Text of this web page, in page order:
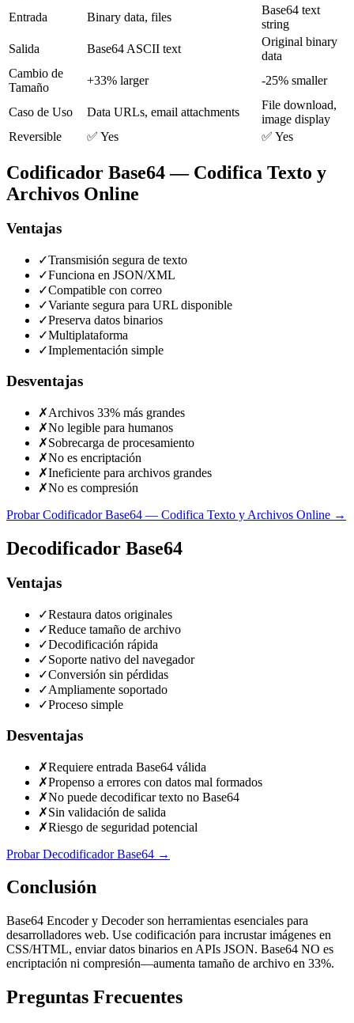
Entrada
Binary data, files
Base64 text
string
Salida
Base64 ASCII text
Original binary
data
Cambio de
Tamaño
+33% larger -25% smaller
Caso de Uso Data URLs, email attachments
File download,
image display
Reversible
✅ Yes ✅ Yes
Codificador Base64 — Codifica Texto y
Archivos Online
Ventajas
✓Transmisión segura de texto
✓Funciona en JSON/XML
✓Compatible con correo
✓Variante segura para URL disponible
✓Preserva datos binarios
✓Multiplataforma
✓Implementación simple
Desventajas
✗Archivos 33% más grandes
✗No legible para humanos
✗Sobrecarga de procesamiento
✗No es encriptación
✗Ineficiente para archivos grandes
✗No es compresión
Probar Codificador Base64 — Codifica Texto y Archivos Online →
Decodificador Base64
Ventajas
✓Restaura datos originales
✓Reduce tamaño de archivo
✓Decodificación rápida
✓Soporte nativo del navegador
✓Conversión sin pérdidas
✓Ampliamente soportado
✓Proceso simple
Desventajas
✗Requiere entrada Base64 válida
✗Propenso a errores con datos mal formados
✗No puede decodificar texto no Base64
✗Sin validación de salida
✗Riesgo de seguridad potencial
Probar Decodificador Base64 →
Conclusión
Base64 Encoder y Decoder son herramientas esenciales para
desarrolladores web. Use codificación para incrustar imágenes en
CSS/HTML, enviar datos binarios en APIs JSON. Base64 NO es
encriptación ni compresión—aumenta tamaño de archivo en 33%.
Preguntas Frecuentes